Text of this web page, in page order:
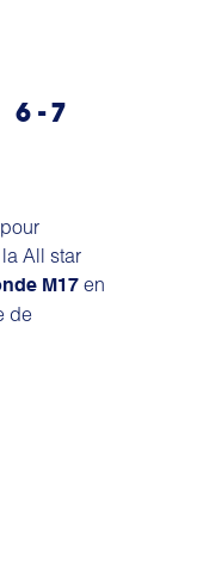
6-7
All star
M17en
de